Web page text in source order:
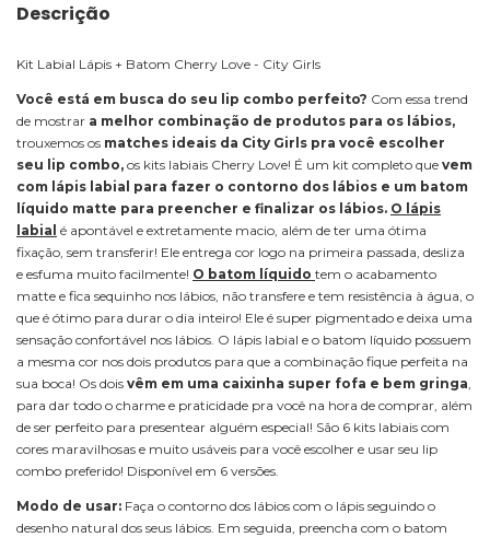
Descrição
Kit Labial Lápis + Batom Cherry Love - City Girls
Você está em busca do seu lip combo perfeito? Com essa trend
de mostrar a melhor combinação de produtos para os lábios,
trouxemos os matches ideais da City Girls pra você escolher
seu lip combo, os kits labiais Cherry Love! É um kit completo que vem
com lápis labial para fazer o contorno dos lábios e um batom
líquido matte para preencher e finalizar os lábios. O lápis
labial é apontável e extretamente macio, além de ter uma ótima
fixação, sem transferir! Ele entrega cor logo na primeira passada, desliza
e esfuma muito facilmente! O batom líquido tem o acabamento
matte e fica sequinho nos lábios, não transfere e tem resistência à água, o
que é ótimo para durar o dia inteiro! Ele é super pigmentado e deixa uma
sensação confortável nos lábios. O lápis labial e o batom líquido possuem
a mesma cor nos dois produtos para que a combinação fique perfeita na
sua boca! Os dois vêm em uma caixinha super fofa e bem gringa,
para dar todo o charme e praticidade pra você na hora de comprar, além
de ser perfeito para presentear alguém especial! São 6 kits labiais com
cores maravilhosas e muito usáveis para você escolher e usar seu lip
combo preferido! Disponível em 6 versões.
Modo de usar: Faça o contorno dos lábios com o lápis seguindo o
desenho natural dos seus lábios. Em seguida, preencha com o batom